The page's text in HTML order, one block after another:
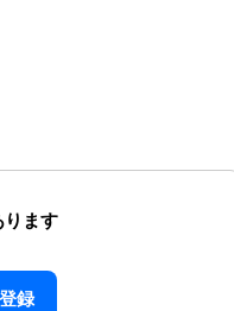
ります
録